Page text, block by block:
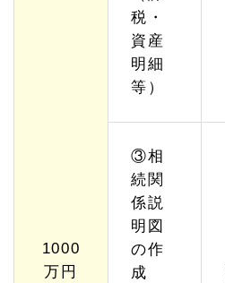
1000
万円
税・
資産
明細
等）
③相
続関
係説
明図
の作
成